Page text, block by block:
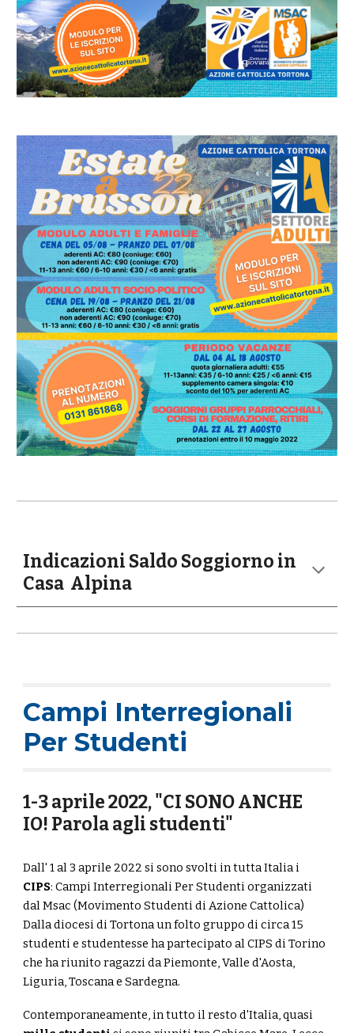
Indicazioni Saldo Soggiorno in
Casa Alpina
Campi Interregionali
Per Studenti
1-3 aprile 2022, "CI SONO ANCHE
IO! Parola agli studenti"
Dall' 1 al 3 aprile 2022 si sono svolti in tutta Italia i
CIPS: Campi Interregionali Per Studenti organizzati
dal Msac (Movimento Studenti di Azione Cattolica)
Dalla diocesi di Tortona un folto gruppo di circa 15
studenti e studentesse ha partecipato al CIPS di Torino
che ha riunito ragazzi da Piemonte, Valle d'Aosta,
Liguria, Toscana e Sardegna.
Contemporaneamente, in tutto il resto d'Italia, quasi